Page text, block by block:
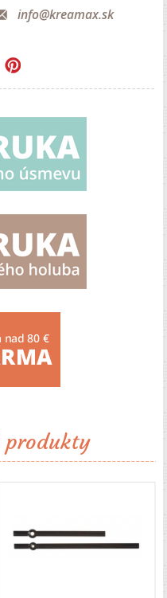
info@kreamax.sk
produkty